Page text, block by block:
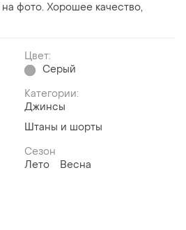
фото. Хорошее качество,
Цвет:
Серый
Категории:
Джинсы
Штаны и шорты
Сезон
Лето
Весна